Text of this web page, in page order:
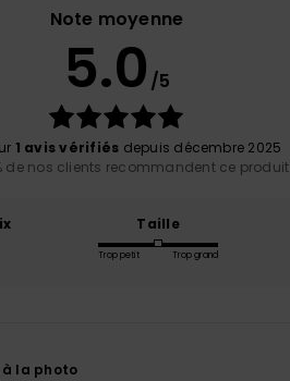
Note moyenne
5.0 /5
1 avis vérifiés depuis décembre 2025
de nos clients recommandent ce produit
Taille
Trop petit Trop grand
la photo